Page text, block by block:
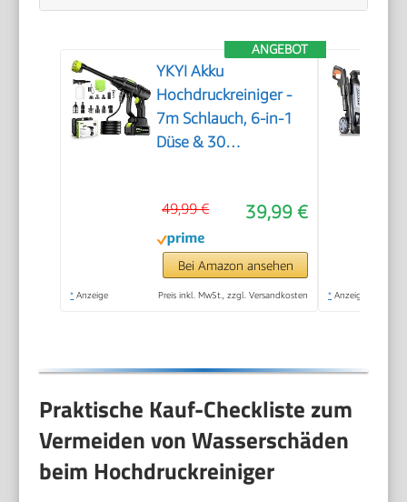
ANGEBOT
YKYI Akku
Hochdruckreiniger -
7m Schlauch, 6-in-1
Düse & 30
Portable Pressure
Washer für Auto,
Garten, Fenster &
Camping
39,99 €
49,99 €
Bei Amazon ansehen
* Anzeige Preis inkl. MwSt., zzgl. Versandkosten * Anzeige
Praktische Kauf-Checkliste zum
Vermeiden von Wasserschäden
beim Hochdruckreiniger